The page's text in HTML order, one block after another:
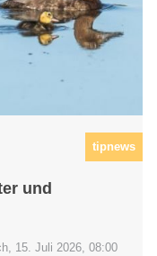
tipnews
und
15. Juli 2026, 08:00